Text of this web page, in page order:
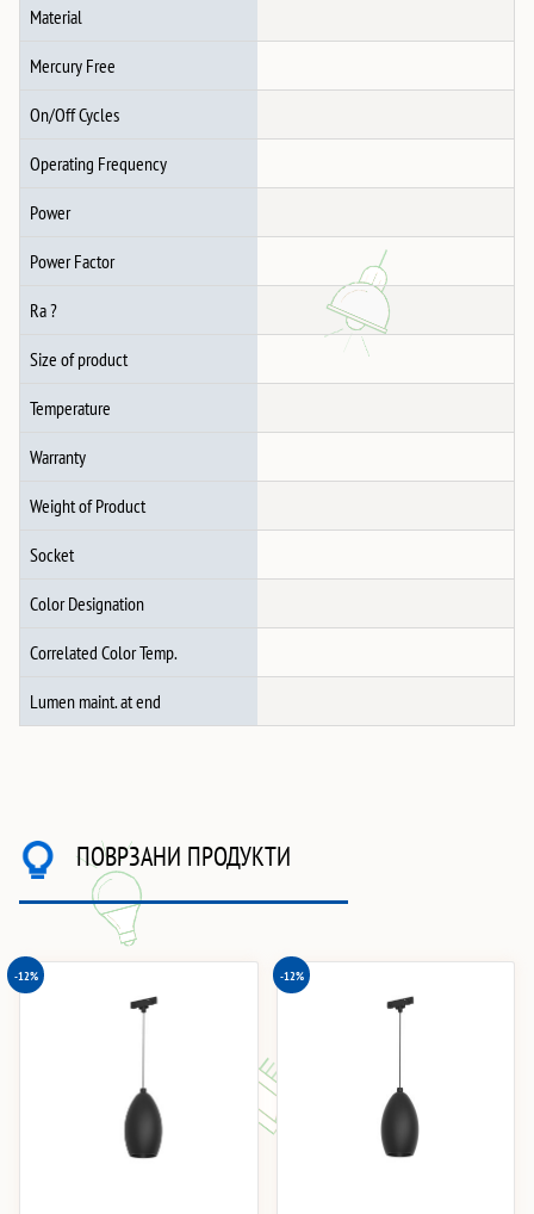
Material
Mercury Free
On/Off Cycles
Operating Frequency
Power
Power Factor
Ra ?
Size of product
Temperature
Warranty
Weight of Product
Socket
Color Designation
Correlated Color Temp.
Lumen maint. at end
ПОВРЗАНИ ПРОДУКТИ
-12% -12%